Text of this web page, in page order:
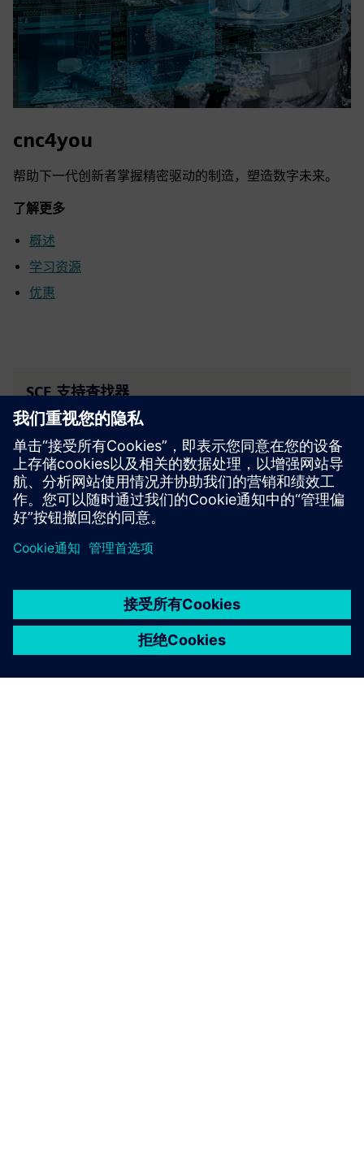
cnc4you
帮助下一代创新者掌握精密驱动的制造，塑造数字未来。
了解更多
概述
学习资源
优惠
SCE 支持查找器
将有关教育、研发的支持问题发送给我们。
你的请求